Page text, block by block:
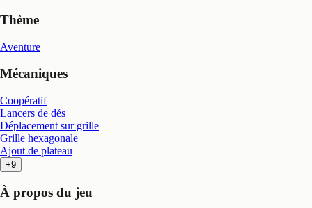
Thème
Aventure
Mécaniques
Coopératif
Lancers de dés
Déplacement sur grille
Grille hexagonale
Ajout de plateau
+9
À propos du jeu